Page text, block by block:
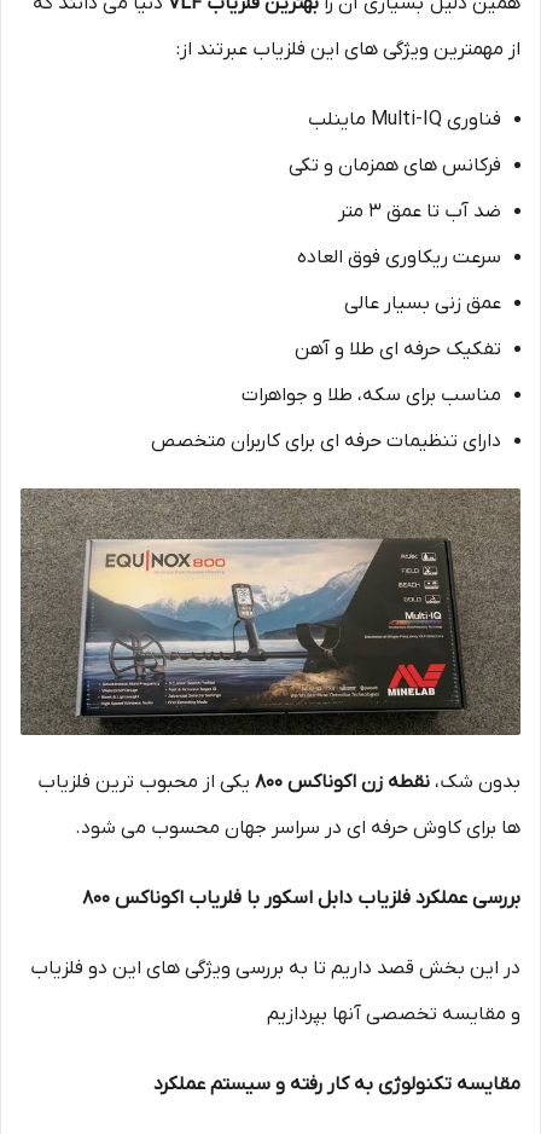
از مهمترین ویژگی های این فلزیاب عبرتند از:
فناوری Multi-IQ ماینلب
فرکانس‌ های همزمان و تکی
ضد آب تا عمق 3 متر
سرعت ریکاوری فوق‌ العاده
عمق زنی بسیار عالی
تفکیک حرفه‌ ای طلا و آهن
مناسب برای سکه، طلا و جواهرات
دارای تنظیمات حرفه‌ ای برای کاربران متخصص
بدون شک، نقطه زن اکوناکس 800
یکی از محبوب‌ ترین فلزیاب
ها برای کاوش حرفه‌ ای در سراسر جهان محسوب می‌ شود.
بررسی عملکرد فلزیاب دابل اسکور با فلریاب اکوناکس 800
در این بخش قصد داریم تا به بررسی ویژگی های این دو فلزیاب
و مقایسه تخصصی آنها بپردازیم
مقایسه تکنولوژی به کار رفته و سیستم عملکرد